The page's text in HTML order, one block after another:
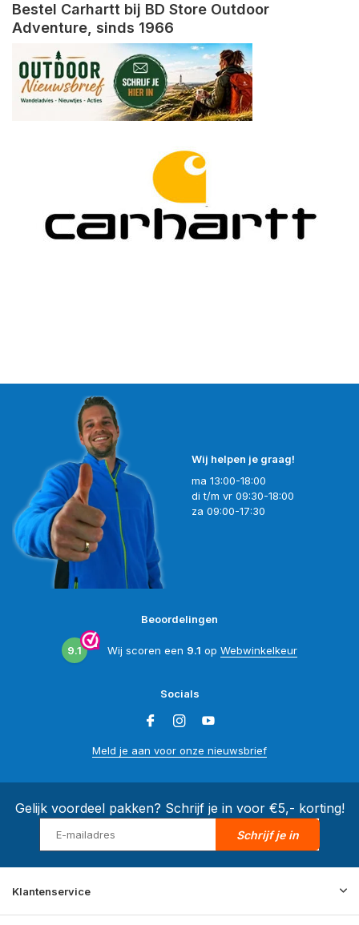
Bestel Carhartt bij BD Store Outdoor
Adventure, sinds 1966
Wij helpen je graag!
ma 13:00-18:00
di t/m vr 09:30-18:00
za 09:00-17:30
Beoordelingen
9.1 Wij scoren een 9.1 op Webwinkelkeur
Socials
Meld je aan voor onze nieuwsbrief
Gelijk voordeel pakken? Schrijf je in voor €5,- korting!
Schrijf je in
Klantenservice